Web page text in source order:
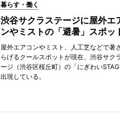
暮らす・働く
渋谷サクラステージに屋外エ
ンやミストの「避暑」スポッ
屋外エアコンやミスト、人工芝などで暑
らげるクールスポットが現在、渋谷サク
ージ（渋谷区桜丘町）の「にぎわい
出現している。